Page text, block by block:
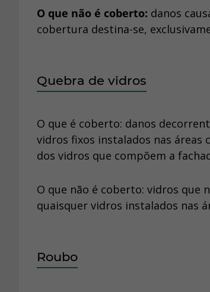
O que não é coberto: danos
cobertura destina-se,
Quebra de vidros
O que é coberto: danos
vidros fixos instalados nas áreas
dos vidros que compõem a
O que não é coberto: vidros que
quaisquer vidros instalados nas
Roubo